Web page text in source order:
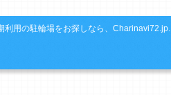
利用の駐輪場をお探しなら、Charinavi72.jp.